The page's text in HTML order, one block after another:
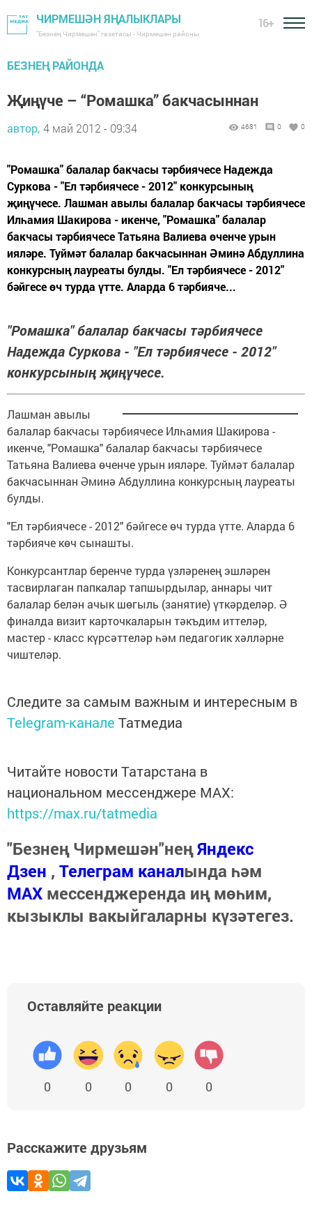
ЧИРМЕШӘН ЯҢАЛЫКЛАРЫ
"Безнең Чирмешән" газетасы - Чирмешән районы
16+
БЕЗНЕҢ РАЙОНДА
Җиңүче – “Ромашка” бакчасыннан
автор, 4 май 2012 - 09:34 4681 0 0
"Ромашка" балалар бакчасы тәрбиячесе Надежда
Суркова - "Ел тәрбиячесе - 2012" конкурсының
җиңүчесе. Лашман авылы балалар бакчасы тәрбиячесе
Илһамия Шакирова - икенче, "Ромашка" балалар
бакчасы тәрбиячесе Татьяна Валиева өченче урын
ияләре. Туймәт балалар бакчасыннан Әминә Абдуллина
конкурсның лауреаты булды. "Ел тәрбиячесе - 2012"
бәйгесе өч турда үтте. Аларда 6 тәрбияче...
"Ромашка" балалар бакчасы тәрбиячесе
Надежда Суркова - "Ел тәрбиячесе - 2012"
конкурсының җиңүчесе.
Лашман авылы
балалар бакчасы тәрбиячесе Илһамия Шакирова -
икенче, "Ромашка" балалар бакчасы тәрбиячесе
Татьяна Валиева өченче урын ияләре. Туймәт балалар
бакчасыннан Әминә Абдуллина конкурсның лауреаты
булды.
"Ел тәрбиячесе - 2012" бәйгесе өч турда үтте. Аларда 6
тәрбияче көч сынашты.
Конкурсантлар беренче турда үзләренең эшләрен
тасвирлаган папкалар тапшырдылар, аннары чит
балалар белән ачык шөгыль (занятие) үткәрделәр. Ә
финалда визит карточкаларын тәкъдим иттеләр,
мастер - класс күрсәттеләр һәм педагогик хәлләрне
чиштеләр.
Следите за самым важным и интересным в
Telegram-канале Татмедиа
Читайте новости Татарстана в
национальном мессенджере MАХ:
https://max.ru/tatmedia
"Безнең Чирмешән"неңЯндекс
Дзен , Телеграм каналында һәм
МАХ мессенджеренда иң мөһим,
кызыклы вакыйгаларны күзәтегез.
Оставляйте реакции
0 0 0 0 0
Расскажите друзьям